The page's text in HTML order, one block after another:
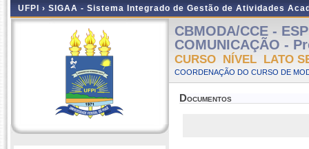
UFPI › SIGAA - Sistema Integrado de Gestão de Atividades
CBMODA/CCE -
COMUNICAÇÃO -
CURSO NÍVEL LATO
COORDENAÇÃO DO CURSO DE
Documentos